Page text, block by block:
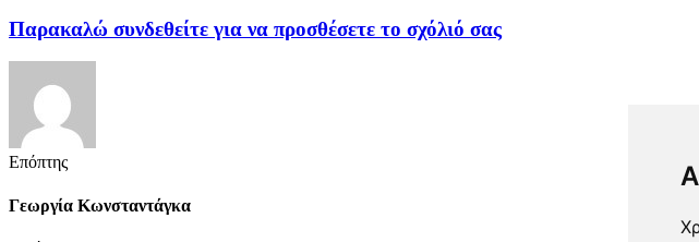
Παρακαλώ συνδεθείτε για να προσθέσετε το σχόλιό σας
Επόπτης
Γεωργία Κωνσταντάγκα